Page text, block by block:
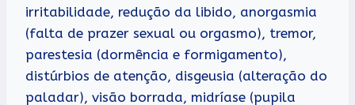
irritabilidade, redução da libido, anorgasmia
(falta de prazer sexual ou orgasmo), tremor,
parestesia (dormência e formigamento),
distúrbios de atenção, disgeusia (alteração do
paladar), visão borrada, midríase (pupila